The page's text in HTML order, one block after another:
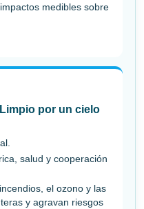
medibles sobre
por un cielo
salud y cooperación
el ozono y las
y agravan riesgos